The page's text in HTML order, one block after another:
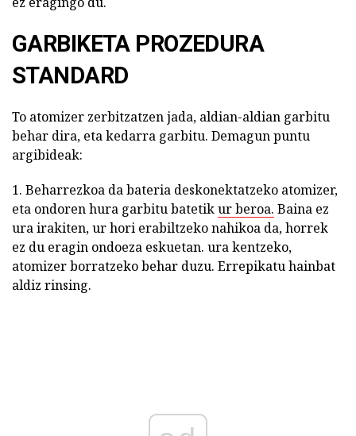
GARBIKETA PROZEDURA
STANDARD
To atomizer zerbitzatzen jada, aldian-aldian garbitu
behar dira, eta kedarra garbitu. Demagun puntu
argibideak:
1. Beharrezkoa da bateria deskonektatzeko atomizer,
eta ondoren hura garbitu batetikur beroa. Baina ez
ura irakiten, ur hori erabiltzeko nahikoa da, horrek
ez du eragin ondoeza eskuetan. ura kentzeko,
atomizer borratzeko behar duzu. Errepikatu hainbat
aldiz rinsing.